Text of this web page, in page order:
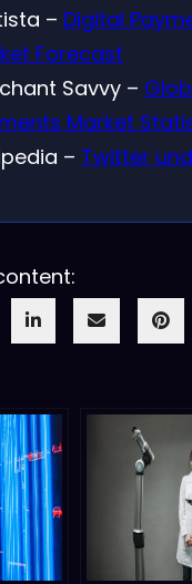
– Digital
Forecast
Savvy –
Market
– Twitter